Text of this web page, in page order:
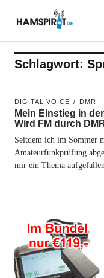
Schlagwort:
DIGITAL VOICE DMR
Mein Einstieg in
Wird FM durch
Seitdem ich im Sommer
Amateurfunkprüfung
mir ein Thema